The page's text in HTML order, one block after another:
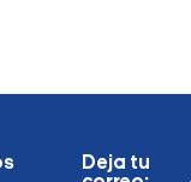
Deja tu